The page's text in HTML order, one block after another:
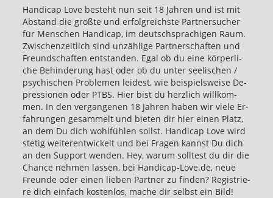
Han­di­cap Love be­steht nun seit 18 Jah­ren und ist mit
Ab­stand die größ­te und er­folg­reichs­te Part­ner­su­cher
für Men­schen Han­di­cap, im deutsch­spra­chi­gen Raum.
Zwi­schen­zeit­lich sind un­zäh­li­ge Part­ner­schaf­ten und
Freund­schaf­ten ent­stan­den. Egal ob du eine kör­per­li­
che Be­hin­de­rung hast oder ob du unter see­li­schen /
psy­chi­schen Pro­ble­men lei­dest, wie bei­spiels­wei­se De­
pres­sio­nen oder PTBS. Hier bist du herz­lich will­kom­
men. In den ver­gan­ge­nen 18 Jah­ren haben wir viele Er­
fah­run­gen ge­sam­melt und bie­ten dir hier einen Platz,
an dem Du dich wohl­füh­len sollst. Han­di­cap Love wird
ste­tig wei­ter­ent­wi­ckelt und bei Fra­gen kannst Du dich
an den Sup­port wen­den. Hey, warum soll­test du dir die
Chan­ce neh­men las­sen, bei Handicap-​Love.de, neue
Freunde oder einen lie­ben Part­ner zu fin­den? Re­gis­trie­
re dich ein­fach kos­ten­los, mache dir selbst ein Bild!